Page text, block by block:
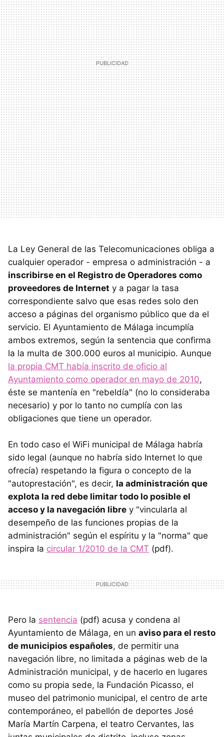
La Ley General de las Telecomunicaciones obliga a
cualquier operador - empresa o administración - a
inscribirse en el Registro de Operadores como
proveedores de Internet y a pagar la tasa
correspondiente salvo que esas redes solo den
acceso a páginas del organismo público que da el
servicio. El Ayuntamiento de Málaga incumplía
ambos extremos, según la sentencia que confirma
la la multa de 300.000 euros al municipio. Aunque
la propia CMT había inscrito de oficio al
Ayuntamiento como operador en mayo de 2010,
éste se mantenía en "rebeldía" (no lo consideraba
necesario) y por lo tanto no cumplía con las
obligaciones que tiene un operador.
En todo caso el WiFi municipal de Málaga habría
sido legal (aunque no habría sido Internet lo que
ofrecía) respetando la figura o concepto de la
"autoprestación", es decir, la administración que
explota la red debe limitar todo lo posible el
acceso y la navegación libre y "vincularla al
desempeño de las funciones propias de la
administración" según el espíritu y la "norma" que
inspira la circular 1/2010 de la CMT (pdf).
Pero la sentencia (pdf) acusa y condena al
Ayuntamiento de Málaga, en un aviso para el resto
de municipios españoles, de permitir una
navegación libre, no limitada a páginas web de la
Administración municipal, y de hacerlo en lugares
como su propia sede, la Fundación Picasso, el
museo del patrimonio municipal, el centro de arte
contemporáneo, el pabellón de deportes José
María Martín Carpena, el teatro Cervantes, las